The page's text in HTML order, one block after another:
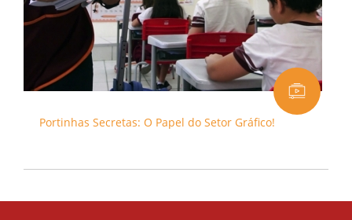
Portinhas Secretas: O Papel do Setor Gráfico!